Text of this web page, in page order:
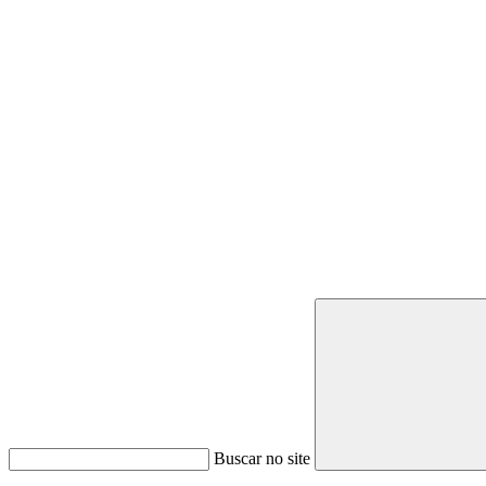
Buscar no site